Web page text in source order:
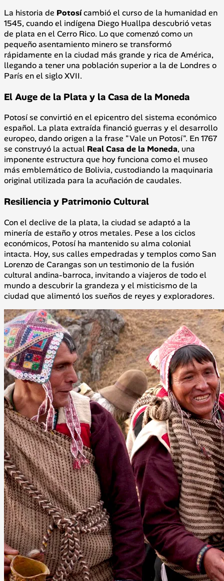
La historia de Potosícambió el curso de la humanidad en
1545, cuando el indígena Diego Huallpa descubrió vetas
de plata en el Cerro Rico. Lo que comenzó como un
pequeño asentamiento minero se transformó
rápidamente en la ciudad más grande y rica de América,
llegando a tener una población superior a la de Londres o
París en el siglo XVII.
El Auge de la Plata y la Casa de la Moneda
Potosí se convirtió en el epicentro del sistema económico
español. La plata extraída financió guerras y el desarrollo
europeo, dando origen a la frase "Vale un Potosí". En 1767
se construyó la actual Real Casa de la Moneda, una
imponente estructura que hoy funciona como el museo
más emblemático de Bolivia, custodiando la maquinaria
original utilizada para la acuñación de caudales.
Resiliencia y Patrimonio Cultural
Con el declive de la plata, la ciudad se adaptó a la
minería de estaño y otros metales. Pese a los ciclos
económicos, Potosí ha mantenido su alma colonial
intacta. Hoy, sus calles empedradas y templos como San
Lorenzo de Carangas son un testimonio de la fusión
cultural andina-barroca, invitando a viajeros de todo el
mundo a descubrir la grandeza y el misticismo de la
ciudad que alimentó los sueños de reyes y exploradores.